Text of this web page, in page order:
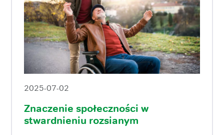
2025-07-02
Znaczenie społeczności w
stwardnieniu rozsianym